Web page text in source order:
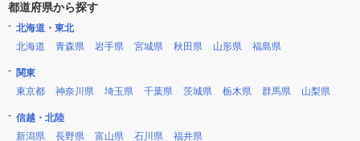
都道府県から探す
北海道・東北
北海道
青森県 岩手県 宮城県 秋田県 山形県 福島県
関東
東京都
神奈川県 埼玉県 千葉県 茨城県 栃木県 群馬県 山梨県
信越・北陸
新潟県
長野県 富山県 石川県 福井県